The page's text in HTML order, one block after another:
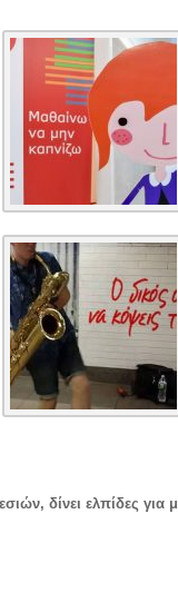
δίνει ελπίδες για